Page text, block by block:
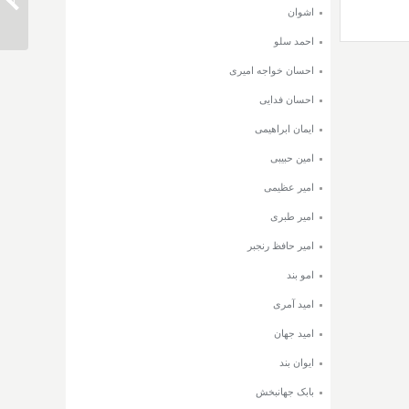
اشوان
احمد سلو
احسان خواجه امیری
احسان فدایی
ایمان ابراهیمی
امین حبیبی
امیر عظیمی
امیر طبری
امیر حافظ رنجبر
امو بند
امید آمری
امید جهان
ایوان بند
بابک جهانبخش